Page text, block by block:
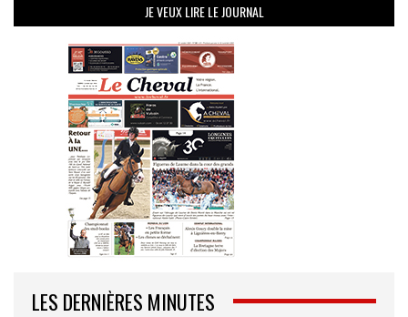
JE VEUX LIRE LE JOURNAL
LES DERNIÈRES MINUTES